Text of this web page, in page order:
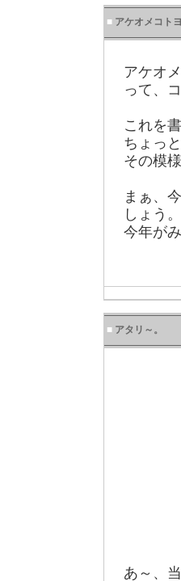
■ アケオメコト
アケオ
って、
これを
ちょっ
その模
まぁ、
しょう
今年が
■ アタリ～。
あ～、